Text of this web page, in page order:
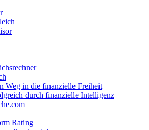
Weg in die finanzielle Freiheit
durch finanzielle Intelligenz
Rating